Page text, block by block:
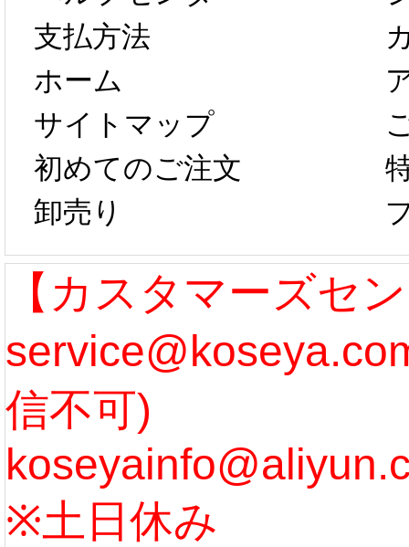
以後のご注文
は、2月25日か
らコスプレ制
作、発送予定と
なります。 ...
[more]
新春
字半
第二
たし
ル期
まで
う...
支払方法
ホーム
サイトマップ
初めてのご注文
卸売り
【カスタマーズセ
信不可)
※土日休み